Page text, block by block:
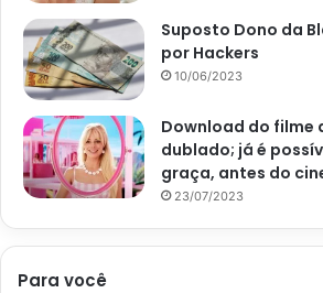
Suposto Dono da
por Hackers
10/06/2023
Download do filme
dublado; já é
graça, antes do
23/07/2023
Para você